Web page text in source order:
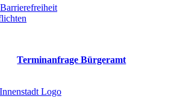
Terminanfrage Bürgeramt